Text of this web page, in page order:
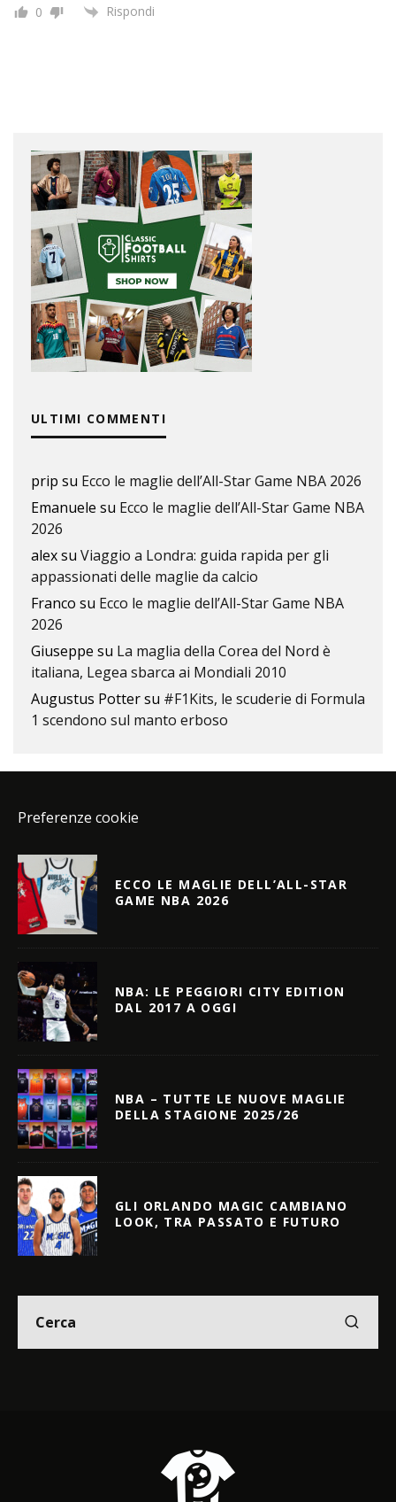
0 Rispondi
ULTIMI COMMENTI
prip su Ecco le maglie dell’All-Star Game NBA 2026
Emanuele su Ecco le maglie dell’All-Star Game NBA
2026
alexsu Viaggio a Londra: guida rapida per gli
appassionati delle maglie da calcio
Franco su Ecco le maglie dell’All-Star Game NBA
2026
Giuseppe su La maglia della Corea del Nord è
italiana, Legea sbarca ai Mondiali 2010
Augustus Pottersu #F1Kits, le scuderie di Formula
1 scendono sul manto erboso
Preferenze cookie
ECCO LE MAGLIE DELL’ALL-STAR
GAME NBA 2026
NBA: LE PEGGIORI CITY EDITION
DAL 2017 A OGGI
NBA – TUTTE LE NUOVE MAGLIE
DELLA STAGIONE 2025/26
GLI ORLANDO MAGIC CAMBIANO
LOOK, TRA PASSATO E FUTURO